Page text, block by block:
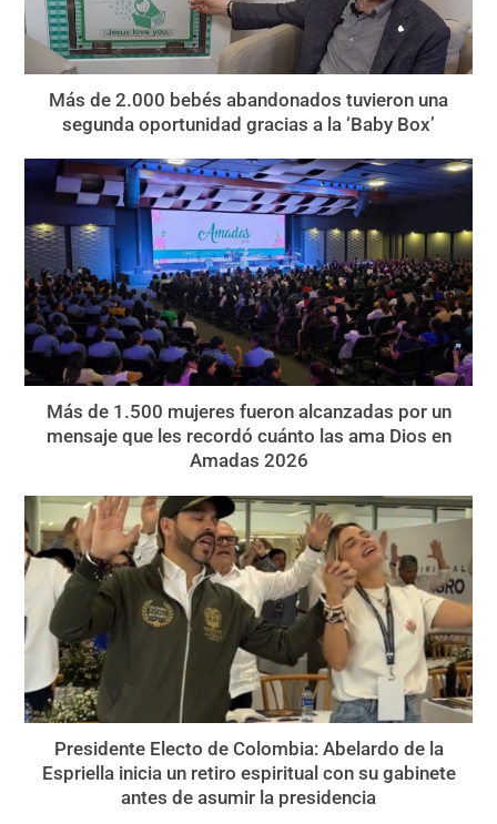
Más de 2.000 bebés abandonados tuvieron una
segunda oportunidad gracias a la ‘Baby Box’
Más de 1.500 mujeres fueron alcanzadas por un
mensaje que les recordó cuánto las ama Dios en
Amadas 2026
Presidente Electo de Colombia: Abelardo de la
Espriella inicia un retiro espiritual con su gabinete
antes de asumir la presidencia